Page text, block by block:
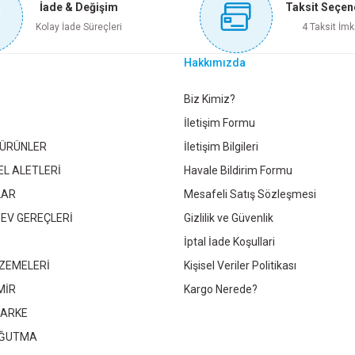
E.AKÜ ŞARJ MAKİNESİ RDX508 MAGİC DOSE ARAÇ İÇİ
AUTOKIT ÇOK AMAÇLI YIKAMA
326,60 TL
Sepete Ekle
TL
Yok
99,80 TL
Sepete Ekle
OTO İÇ CİLA JAPON KİRAZ ÇİÇEĞİ 250 ML FA2-1232
İade & Değişim
Kolay İade Süreçleri
Taksit
4 Taksit
ALETLERİ
GEREÇLERİ
Hakkımızda
Biz Kimiz?
İletişim Formu
İletişim Bilgileri
Havale Bildirim Formu
Mesafeli Satış Sözleşmesi
Gizlilik ve Güvenlik
İptal İade Koşullari
Kişisel Veriler Politikası
Kargo Nerede?